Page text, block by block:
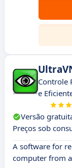
Controle
e
Versão
Preços sob
A software for
computer from